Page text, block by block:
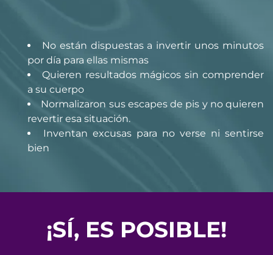
No están dispuestas a invertir unos minutos
por día para ellas mismas
Quieren resultados mágicos sin comprender
a su cuerpo
Normalizaron sus escapes de pis y no quieren
revertir esa situación.
Inventan excusas para no verse ni sentirse
bien
¡SÍ, ES POSIBLE!